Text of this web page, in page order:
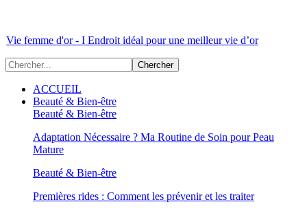
Vie femme d'or - I Endroit idéal pour une meilleur vie d’or
ACCUEIL
Beauté & Bien-être
Beauté & Bien-être
Adaptation Nécessaire ? Ma Routine de Soin pour Peau
Mature
Beauté & Bien-être
Premières rides : Comment les prévenir et les traiter